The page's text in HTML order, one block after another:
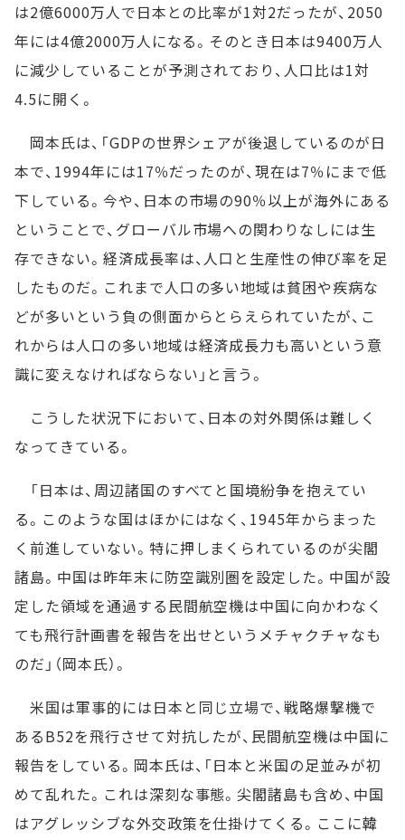
は2億6000万人で日本との比率が1対2だったが、2050
年には4億2000万人になる。そのとき日本は9400万人
に減少していることが予測されており、人口比は1対
4.5に開く。
岡本氏は、「GDPの世界シェアが後退しているのが日
本で、1994年には17％だったのが、現在は7％にまで低
下している。今や、日本の市場の90％以上が海外にある
ということで、グローバル市場への関わりなしには生
存できない。経済成長率は、人口と生産性の伸び率を足
したものだ。これまで人口の多い地域は貧困や疾病な
どが多いという負の側面からとらえられていたが、こ
れからは人口の多い地域は経済成長力も高いという意
識に変えなければならない」と言う。
こうした状況下において、日本の対外関係は難しく
なってきている。
「日本は、周辺諸国のすべてと国境紛争を抱えてい
る。このような国はほかにはなく、1945年からまった
く前進していない。特に押しまくられているのが尖閣
諸島。中国は昨年末に防空識別圏を設定した。中国が設
定した領域を通過する民間航空機は中国に向かわなく
ても飛行計画書を報告を出せというメチャクチャなも
のだ」（岡本氏）。
米国は軍事的には日本と同じ立場で、戦略爆撃機で
あるB52を飛行させて対抗したが、民間航空機は中国に
報告をしている。岡本氏は、「日本と米国の足並みが初
めて乱れた。これは深刻な事態。尖閣諸島も含め、中国
はアグレッシブな外交政策を仕掛けてくる。ここに韓